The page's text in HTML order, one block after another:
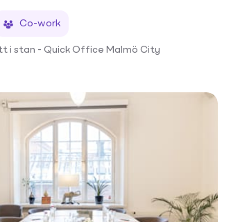
Co-work
i stan - Quick Office Malmö City